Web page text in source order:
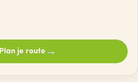
Plan je route→